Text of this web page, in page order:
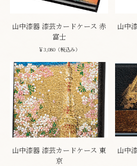
山中漆器 漆芸カードケース 赤
富士
￥3,080（税込み）
山中
山中漆器 漆芸カードケース 東
京
山中